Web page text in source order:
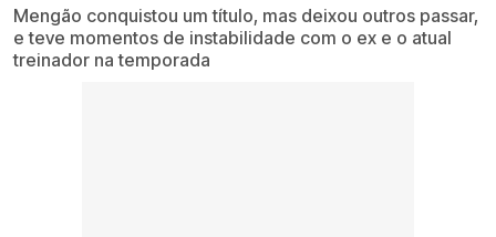
Mengão conquistou um título, mas deixou outros passar,
e teve momentos de instabilidade com o ex e o atual
treinador na temporada